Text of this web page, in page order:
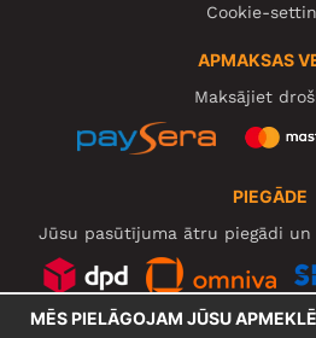
Cookie-
APMAKSAS
Maksājiet
PIEGĀDE
Jūsu pasūtījuma ātru piegādi un
MĒS PIELĀGOJAM JŪSU